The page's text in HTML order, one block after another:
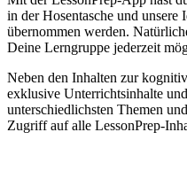
in der Hosentasche und unsere
übernommen werden.
Deine Lerngruppe jederzeit
Neben den Inhalten zur
exklusive Unterrichtsinhalte
unterschiedlichsten Themen
Zugriff auf alle LessonPrep-